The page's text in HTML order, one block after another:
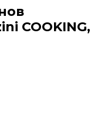
COOKING,